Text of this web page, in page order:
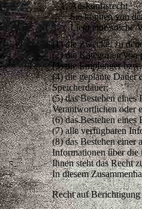
Auskunftsrecht
Sie können von
Liegt eine solche
(1) die Zwecke, zu
(2) die Kategorien von
(3) die Empfänger
(4) die geplante Dauer
Speicherdauer;
(5) das Bestehen
Verantwortlichen oder
(6) das Bestehen eines
(7) alle verfügbaren
(8) das Bestehen
Informationen über die
Ihnen steht das Recht
In diesem
Recht auf Berichtigung